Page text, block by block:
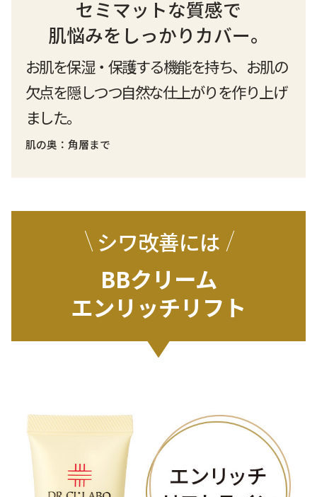
セミマットな質感で
肌悩みをしっかりカバー。
お肌を保湿・保護する機能を持ち、 お肌の
欠点を隠しつつ自然な仕上がりを作り上げ
ました。
肌の奥：角層まで
シワ改善には
BBクリーム
エンリッチリフト